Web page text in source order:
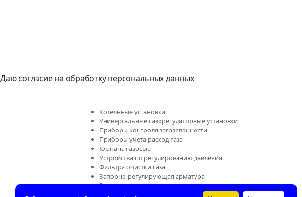
Даю согласие на обработку персональных данных
Котельные установки
Универсальные газорегуляторные установки
Приборы контроля загазованности
Приборы учета расход газа
Клапана газовые
Устройства по регулированию давления
Фильтра очистки газа
Запорно-регулирующая арматура
Ремонтные комплекты